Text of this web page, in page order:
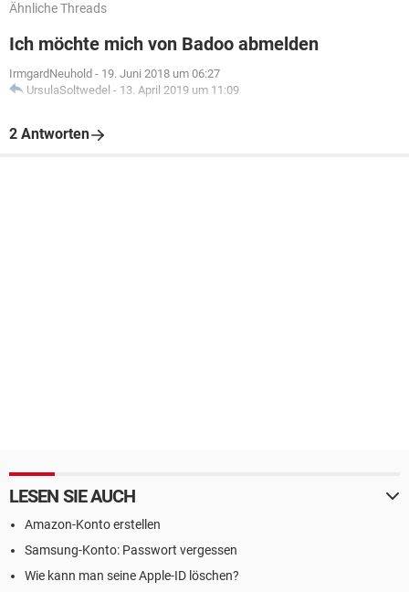
Ähnliche Threads
Ich möchte mich von Badoo abmelden
IrmgardNeuhold - 19. Juni 2018 um 06:27
UrsulaSoltwedel - 13. April 2019 um 11:09
2 Antworten
LESEN SIE AUCH
Amazon-Konto erstellen
Samsung-Konto: Passwort vergessen
Wie kann man seine Apple-ID löschen?